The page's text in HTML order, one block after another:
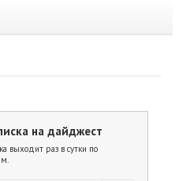
на дайджест
выходит раз в сутки по